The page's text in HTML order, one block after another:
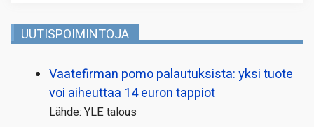
UUTISPOIMINTOJA
Vaatefirman pomo palautuksista: yksi tuote
voi aiheuttaa 14 euron tappiot
Lähde: YLE talous